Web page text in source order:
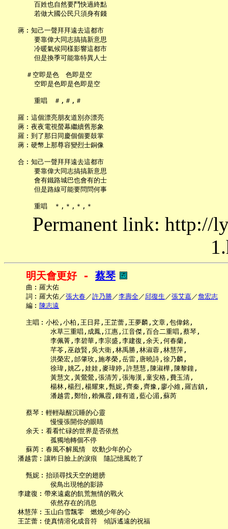
       百姓也自然要鬥快過終點
       若做大國公民只須身有錢
   蔣︰知己一聲拜拜遠去這都市
       要靠偉大同志搞搞新意思
       冷暖氣候同樣影響這都市
       但是換季可能靠特異人士
     ＃空即是色　色即是空
       空即是色即是色即是空
       重唱　＃,＃,＃
   羅︰這個漂亮朋友道別亦漂亮
   蔣︰夜夜電視螢幕繼續舊形象
   羅︰到了那日同慶個個要鼓掌
   蔣︰硬幣上那尊容變烈士銅像
   合︰知己一聲拜拜遠去這都市
       要靠偉大同志搞搞新意思
       會有鐵路城巴也會有的士
       但是路線可能要問問何事
Permanent link: http://
明天會更好 - 蔡琴
     曲︰羅大佑
     詞︰羅大佑／
張大春／許乃勝／李壽全／邱復生 ／張艾嘉／詹宏志
     編︰
陳志遠
     主唱︰小松,小柏,王日昇,王芷蕾,王夢麟,文章,包偉銘,
           水草三重唱,成鳳,江惠,江音傑,百合二重唱,蔡琴,
           李佩菁,李碧華,李宗盛,李建復,余天,何春蘭,
           芊苓,巫啟賢,吳大衛,林禹勝,林淑蓉,林慧萍,
           洪榮宏,邰肇玫,施孝榮,岳雷,唐曉詩,徐乃麟,
           徐瑋,姚乙,娃娃,麥瑋婷,許慧慧,陳淑樺,陳黎鐘,
           黃慧文,黃鶯鶯,張清芳,張海漢,童安格,費玉清,
           楊林,楊烈,楊耀東,甄妮,齊秦,齊豫,廖小維,羅吉鎮,
           潘越雲,鄭怡,賴佩霞,鐘有道,藍心湄,蘇芮
     蔡琴︰輕輕敲醒沉睡的心靈
           慢慢張開你的眼睛
     余天︰看看忙碌的世界是否依然
           孤獨地轉個不停
     蘇芮︰春風不解風情　吹動少年的心
   潘越雲︰讓昨日臉上的淚痕　隨記憶風乾了
     甄妮︰抬頭尋找天空的翅膀
           侯鳥出現牠的影跡
   李建復︰帶來遠處的飢荒無情的戰火
           依然存在的消息
   林慧萍︰玉山白雪飄零　燃燒少年的心
   王芷蕾︰使真情溶化成音符　傾訴遙遠的祝福